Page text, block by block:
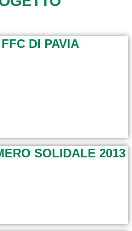
DI PAVIA
SOLIDALE 2013